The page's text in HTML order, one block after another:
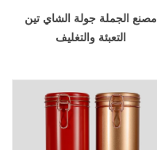
مصنع الجملة جولة الشاي تين
التعبئة والتغليف